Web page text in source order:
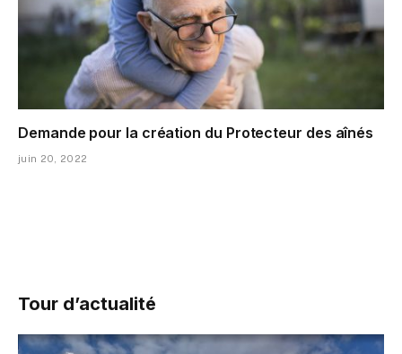
Demande pour la création du Protecteur des aînés
juin 20, 2022
Tour d’actualité